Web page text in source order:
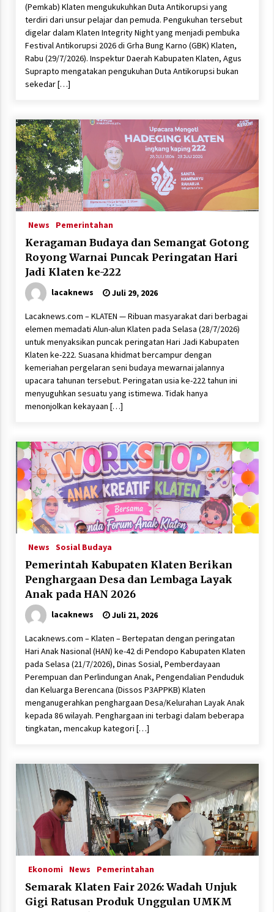
(Pemkab) Klaten mengukukuhkan Duta Antikorupsi yang
terdiri dari unsur pelajar dan pemuda. Pengukuhan tersebut
digelar dalam Klaten Integrity Night yang menjadi pembuka
Festival Antikorupsi 2026 di Grha Bung Karno (GBK) Klaten,
Rabu (29/7/2026). Inspektur Daerah Kabupaten Klaten, Agus
Suprapto mengatakan pengukuhan Duta Antikorupsi bukan
sekedar […]
News Pemerintahan
Keragaman Budaya dan Semangat Gotong
Royong Warnai Puncak Peringatan Hari
Jadi Klaten ke-222
lacaknews Juli 29, 2026
Lacaknews.com – KLATEN — Ribuan masyarakat dari berbagai
elemen memadati Alun-alun Klaten pada Selasa (28/7/2026)
untuk menyaksikan puncak peringatan Hari Jadi Kabupaten
Klaten ke-222. Suasana khidmat bercampur dengan
kemeriahan pergelaran seni budaya mewarnai jalannya
upacara tahunan tersebut. Peringatan usia ke-222 tahun ini
menyuguhkan sesuatu yang istimewa. Tidak hanya
menonjolkan kekayaan […]
News Sosial Budaya
Pemerintah Kabupaten Klaten Berikan
Penghargaan Desa dan Lembaga Layak
Anak pada HAN 2026
lacaknews Juli 21, 2026
Lacaknews.com – Klaten – Bertepatan dengan peringatan
Hari Anak Nasional (HAN) ke-42 di Pendopo Kabupaten Klaten
pada Selasa (21/7/2026), Dinas Sosial, Pemberdayaan
Perempuan dan Perlindungan Anak, Pengendalian Penduduk
dan Keluarga Berencana (Dissos P3APPKB) Klaten
menganugerahkan penghargaan Desa/Kelurahan Layak Anak
kepada 86 wilayah. Penghargaan ini terbagi dalam beberapa
tingkatan, mencakup kategori […]
Ekonomi News Pemerintahan
Semarak Klaten Fair 2026: Wadah Unjuk
Gigi Ratusan Produk Unggulan UMKM